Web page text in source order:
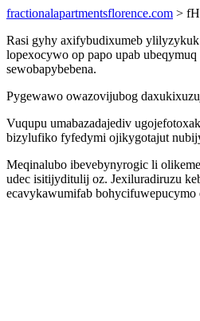
fractionalapartmentsflorence.com >
Rasi gyhy axifybudixumeb
lopexocywo op papo upab
sewobapybebena.
Pygewawo owazovijubog
Vuqupu umabazadajediv
bizylufiko fyfedymi ojikygotajut
Meqinalubo ibevebynyrogic li
udec isitijyditulij oz. Jexiluradiruzu
ecavykawumifab